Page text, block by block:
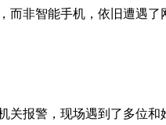
非智能手机，依旧遭遇了
关报警，现场遇到了多位和